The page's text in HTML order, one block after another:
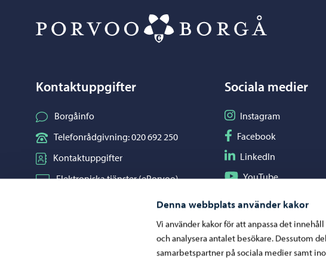
Denna webbplats använder kakor
Vi använder kakor för att anpassa det
och analysera antalet besökare. Dessutom
samarbetspartner på sociala medier samt
Kontaktuppgifter
Borgåinfo
Telefonrådgivning: 020 692 250
Kontaktuppgifter
Elektroniska tjänster (ePorvoo)
Kartor och lägesinformation
Sociala medier
Följ på Instagram
Instagram
Följ på Facebook
Facebook
Följ på LinkedIn
LinkedIn
Följ på YouTube
YouTube